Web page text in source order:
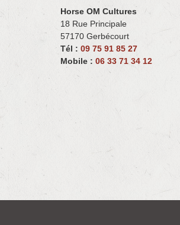
Horse OM Cultures
18 Rue Principale
57170 Gerbécourt ‎
Tél : 09 75 91 85 27
Mobile : 06 33 71 34 12